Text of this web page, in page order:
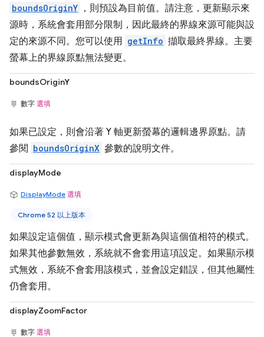
boundsOriginY ，則預設為目前值。請注意，更新顯示來
源時，系統會套用部分限制，因此最終的界線來源可能與設
定的來源不同。您可以使用 getInfo 擷取最終界線。主要
螢幕上的界線原點無法變更。
boundsOriginY
數字 選填
如果已設定，則會沿著 Y 軸更新螢幕的邏輯邊界原點。請
參閱 boundsOriginX 參數的說明文件。
displayMode
DisplayMode 選填
Chrome 52 以上版本
如果設定這個值，顯示模式會更新為與這個值相符的模式。
如果其他參數無效，系統就不會套用這項設定。如果顯示模
式無效，系統不會套用該模式，並會設定錯誤，但其他屬性
仍會套用。
displayZoomFactor
數字 選填